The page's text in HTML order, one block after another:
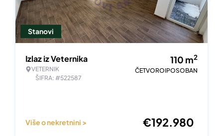
Stanovi
Izlaz iz Veternika
VETERNIK
ŠIFRA: #522587
110 m2
ČETVOROIPOSOBAN
Više o nekretnini > €192.980